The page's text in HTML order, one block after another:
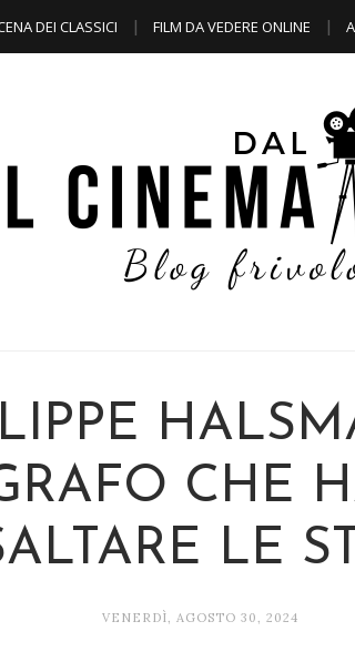
DEI CLASSICI FILM DA VEDERE ONLINE
CHE
LE
VENERDÌ, AGOSTO 30, 2024